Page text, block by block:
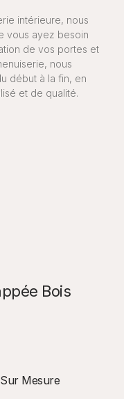
intérieure, nous
vous ayez besoin
de vos portes et
nous
début à la fin, en
et de qualité.
Bois
Mesure